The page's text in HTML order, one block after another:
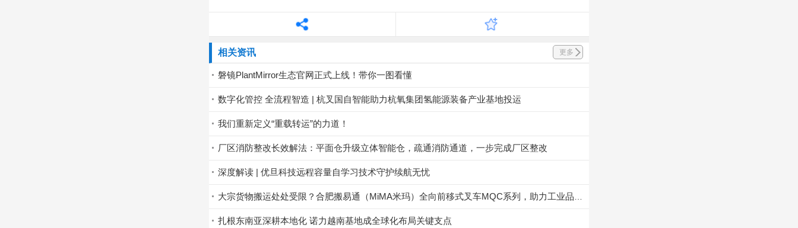
相关资讯 更多
磐镜PlantMirror生态官网正式上线！带你一图看懂
数字化管控 全流程智造 | 杭叉国自智能助力杭氧集团氢能源装备产业基地投运
我们重新定义“重载转运”的力道！
厂区消防整改长效解法：平面仓升级立体智能仓，疏通消防通道，一步完成厂区整改
深度解读 | 优旦科技远程容量自学习技术守护续航无忧
大宗货物搬运处处受限？合肥搬易通（MiMA米玛）全向前移式叉车MQC系列，助力工业品制造业仓储高效搬运！
扎根东南亚深耕本地化 诺力越南基地成全球化布局关键支点